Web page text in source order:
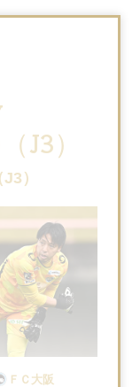
J3）
）
ＦＣ大阪